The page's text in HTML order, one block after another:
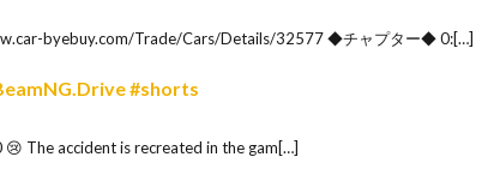
byebuy.com/Trade/Cars/Details/32577 ◆チャプター◆ 0:[…]
#shorts
The accident is recreated in the gam[…]